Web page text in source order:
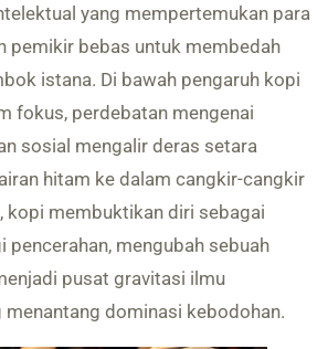
yang mempertemukan para
pemikir bebas untuk membedah
istana. Di bawah pengaruh kopi
fokus, perdebatan mengenai
sosial mengalir deras setara
hitam ke dalam cangkir-cangkir
kopi membuktikan diri sebagai
pencerahan, mengubah sebuah
pusat gravitasi ilmu
menantang dominasi kebodohan.